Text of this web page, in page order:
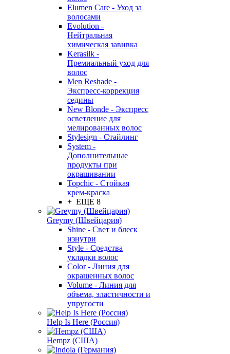
Elumen Care - Уход за
волосами
Evolution -
Нейтральная
химическая завивка
Kerasilk -
Премиальный уход для
волос
Men Reshade -
Экспресс-коррекция
седины
New Blonde - Экспресс
осветление для
мелированных волос
Stylesign - Стайлинг
System -
Дополнительные
продукты при
окрашивании
Topchic - Стойкая
крем-краска
+ ЕЩЕ 8
Greymy (Швейцария)
Shine - Свет и блеск
изнутри
Style - Средства
укладки волос
Color - Линия для
окрашенных волос
Volume - Линия для
объема, эластичности и
упругости
Help Is Here (Россия)
Hempz (США)